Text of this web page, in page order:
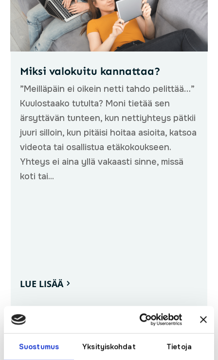
Suostumus Yksityiskohdat Tietoja
Miksi valokuitu kannattaa?
”Meilläpäin ei oikein netti tahdo pelittää…”
Kuulostaako tutulta? Moni tietää sen
ärsyttävän tunteen, kun nettiyhteys pätkii
juuri silloin, kun pitäisi hoitaa asioita, katsoa
videota tai osallistua etäkokoukseen.
Yhteys ei aina yllä vakaasti sinne, missä
koti tai...
LUE LISÄÄ